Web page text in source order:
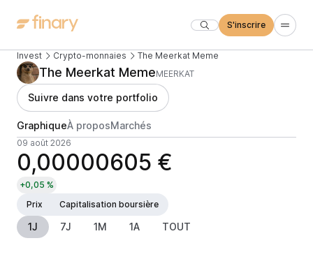
S'inscrire
Invest Crypto-monnaies The Meerkat Meme
The Meerkat MemeMEERKAT
Suivre dans votre portfolio
GraphiqueÀ proposMarchés
09 août 2026
0,00000605 €
+0,05 %
Prix
Capitalisation boursière
1J 7J 1M 1A TOUT